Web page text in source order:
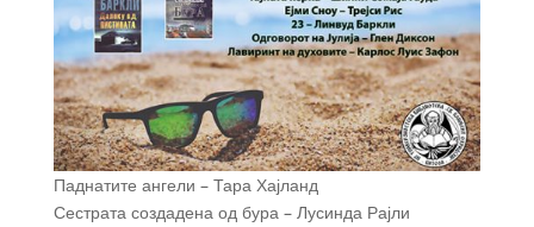
Паднатите ангели – Тара Хајланд
Сестрата создадена од бура – Лусинда Рајли